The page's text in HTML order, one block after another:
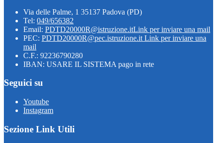
Via delle Palme, 1 35137 Padova (PD)
Tel: 049/656382
Email: PDTD20000R@istruzione.itLink per inviare una mail
PEC: PDTD20000R@pec.istruzione.it Link per inviare una
mail
C.F.: 92236790280
IBAN: USARE IL SISTEMA pago in rete
Seguici su
Youtube
Instagram
Sezione Link Utili